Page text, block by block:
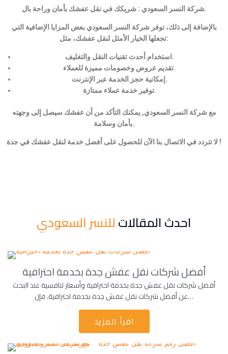
شركة النسر السعودي : شريكك في نقل عفشك بأمان وراحة بال.
بالإضافة إلى ذلك، توفر شركة النسر السعودي بعض المزايا الإضافية التي
تجعلها الخيار الأمثل لنقل عفشك، مثل:
استخدام أحدث تقنيات النقل والتغليف.
تقديم عروض وخصومات مميزة للعملاء.
إمكانية حجز الخدمة عبر الإنترنت.
توفير خدمة عملاء ممتازة.
مع شركة النسر السعودي, يمكنك التأكد من أن عفشك سيصل إلى وجهته
بأمان وسلامة.
لا تتردد في الاتصال بنا الآن للحصول على أفضل خدمة لنقل عفشك في جدة !
احدث المقالاتللنسر السعودي
أفضل شركات نقل عفش جدة بخدمة احترافية
أفضل شركات نقل عفش جدة بخدمة احترافية وأسعار تنافسية عند البحث
عن أفضل شركات نقل عفش جدة بخدمة احترافية، فإن…
اقرأ المزيد